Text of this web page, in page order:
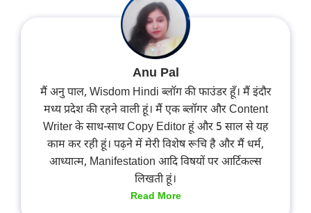
Anu Pal
मैं अनु पाल, Wisdom Hindi ब्लॉग की फाउंडर हूँ। मैं इंदौर
मध्य प्रदेश की रहने वाली हूं। मैं एक ब्लॉगर और Content
Writer के साथ-साथ Copy Editor हूं और 5 साल से यह
काम कर रही हूं। पढ़ने में मेरी विशेष रूचि है और मैं धर्म,
आध्यात्म, Manifestation आदि विषयों पर आर्टिकल्स
लिखती हूं।
Read More